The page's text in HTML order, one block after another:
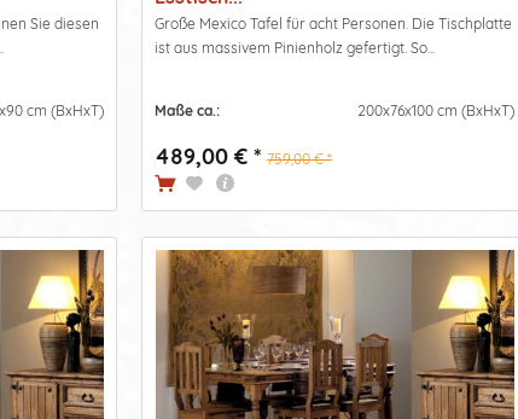
Sie diesen
cm (BxHxT)
Große Mexico Tafel für acht Personen. Die Tischplatte
ist aus massivem Pinienholz gefertigt. So...
Maße ca.: 200x76x100 cm (BxHxT)
489,00 € * 759,00 € *